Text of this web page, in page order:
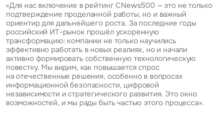
«Для нас включение в рейтинг CNews500 — это не только
подтверждение проделанной работы, но и важный
ориентир для дальнейшего роста. За последние годы
российский ИТ-рынок прошёл ускоренную
трансформацию: компании не только научились
эффективно работать в новых реалиях, но и начали
активно формировать собственную технологическую
повестку. Мы видим, как повышается спрос
на отечественные решения, особенно в вопросах
информационной безопасности, цифровой
независимости и стратегического развития. Это окно
возможностей, и мы рады быть частью этого процесса».